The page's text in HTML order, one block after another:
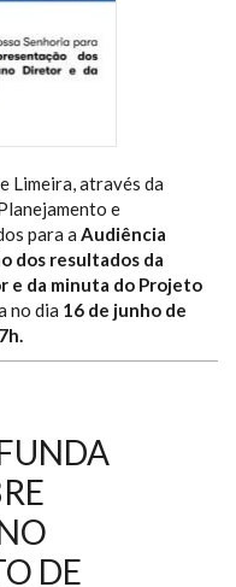
Limeira, através da
e
para a Audiência
dos resultados da
e da minuta do Projeto
no dia 16 de junho de
DE